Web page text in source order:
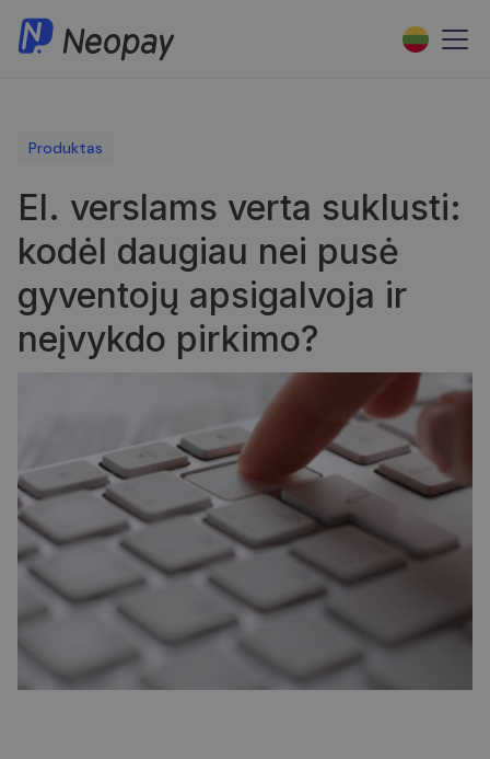
Produktas
El. verslams verta suklusti:
kodėl daugiau nei pusė
gyventojų apsigalvoja ir
neįvykdo pirkimo?